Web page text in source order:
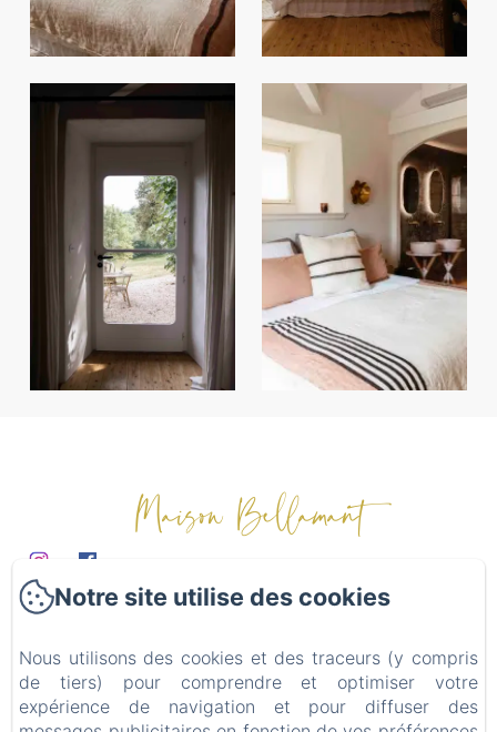
Maison Bellamant
Domaine
Table d'hôtes
Mariages & événements
Alentours
Notre site utilise des cookies
Nous utilisons des cookies et des traceurs (y compris
de tiers) pour comprendre et optimiser votre
expérience de navigation et pour diffuser des